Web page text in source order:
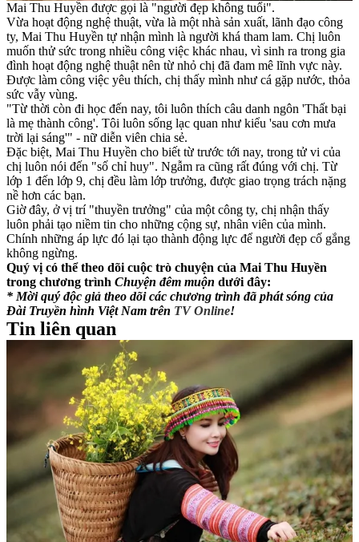
Mai Thu Huyền được gọi là "người đẹp không tuổi".
Vừa hoạt động nghệ thuật, vừa là một nhà sản xuất, lãnh đạo công
ty, Mai Thu Huyền tự nhận mình là người khá tham lam. Chị luôn
muốn thử sức trong nhiều công việc khác nhau, vì sinh ra trong gia
đình hoạt động nghệ thuật nên từ nhỏ chị đã đam mê lĩnh vực này.
Được làm công việc yêu thích, chị thấy mình như cá gặp nước, thỏa
sức vẫy vùng.
"Từ thời còn đi học đến nay, tôi luôn thích câu danh ngôn 'Thất bại
là mẹ thành công'. Tôi luôn sống lạc quan như kiểu 'sau cơn mưa
trời lại sáng'" - nữ diễn viên chia sẻ.
Đặc biệt, Mai Thu Huyền cho biết từ trước tới nay, trong tử vi của
chị luôn nói đến "số chỉ huy". Ngẫm ra cũng rất đúng với chị. Từ
lớp 1 đến lớp 9, chị đều làm lớp trưởng, được giao trọng trách nặng
nề hơn các bạn.
Giờ đây, ở vị trí "thuyền trưởng" của một công ty, chị nhận thấy
luôn phải tạo niềm tin cho những cộng sự, nhân viên của mình.
Chính những áp lực đó lại tạo thành động lực để người đẹp cố gắng
không ngừng.
Quý vị có thể theo dõi cuộc trò chuyện của Mai Thu Huyền
trong chương trình Chuyện đêm muộn dưới đây:
* Mời quý độc giả theo dõi các chương trình đã phát sóng của
Đài Truyền hình Việt Nam trên TV Online!
Tin liên quan